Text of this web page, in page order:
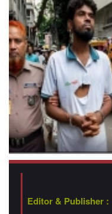
Editor & Publisher :